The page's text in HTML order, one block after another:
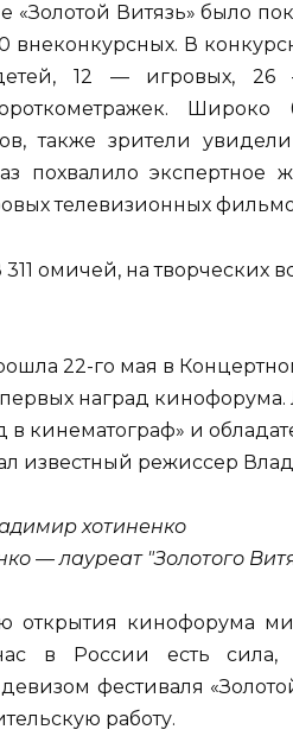
«Золотой Витязь» было
внеконкурсных. В
12 — игровых, 26
Широко
также зрители увидели
похвалило экспертное
телевизионных
омичей, на творческих
22-го мая в
наград кинофорума.
кинематограф» и
известный режиссер
— лауреат "Золотого
открытия кинофорума
в России есть сила,
фестиваля
работу.